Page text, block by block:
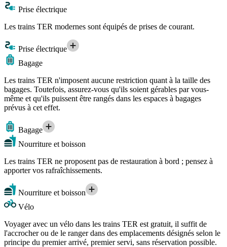
Prise électrique
Les trains TER modernes sont équipés de prises de courant.
Prise électrique
Bagage
Les trains TER n'imposent aucune restriction quant à la taille des
bagages. Toutefois, assurez-vous qu'ils soient gérables par vous-
même et qu'ils puissent être rangés dans les espaces à bagages
prévus à cet effet.
Bagage
Nourriture et boisson
Les trains TER ne proposent pas de restauration à bord ; pensez à
apporter vos rafraîchissements.
Nourriture et boisson
Vélo
Voyager avec un vélo dans les trains TER est gratuit, il suffit de
l'accrocher ou de le ranger dans des emplacements désignés selon le
principe du premier arrivé, premier servi, sans réservation possible.